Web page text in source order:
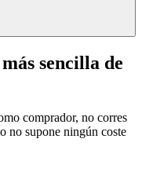
sencilla de
comprador, no corres
no supone ningún coste